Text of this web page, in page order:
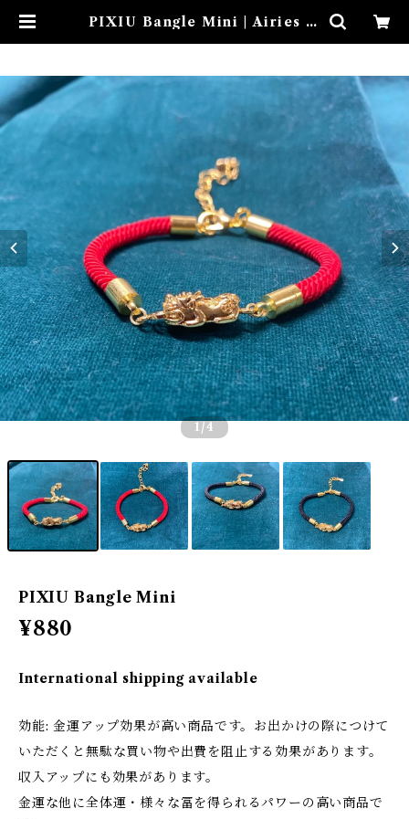
PIXIU Bangle Mini | Airies M
1 /4
PIXIU Bangle Mini
¥880
International shipping available
効能: 金運アップ効果が高い商品です。お出かけの際につけて
いただくと無駄な買い物や出費を阻止する効果があります。
収入アップにも効果があります。
金運な他に全体運・様々な冨を得られるパワーの高い商品で